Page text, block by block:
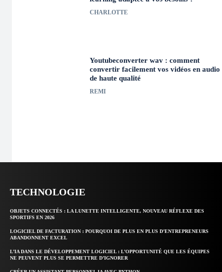
CHARLOTTE
Youtubeconverter wav : comment
convertir facilement vos vidéos en audio
de haute qualité
REMI
TECHNOLOGIE
OBJETS CONNECTÉS : LA LUNETTE INTELLIGENTE, NOUVEAU RÉFLEXE DES
SPORTIFS EN 2026
LOGICIEL DE FACTURATION : POURQUOI DE PLUS EN PLUS D’ENTREPRENEURS
ABANDONNENT EXCEL
L’IA DANS LE DÉVELOPPEMENT LOGICIEL : L’OPPORTUNITÉ QUE LES ÉQUIPES
NE PEUVENT PLUS SE PERMETTRE D’IGNORER